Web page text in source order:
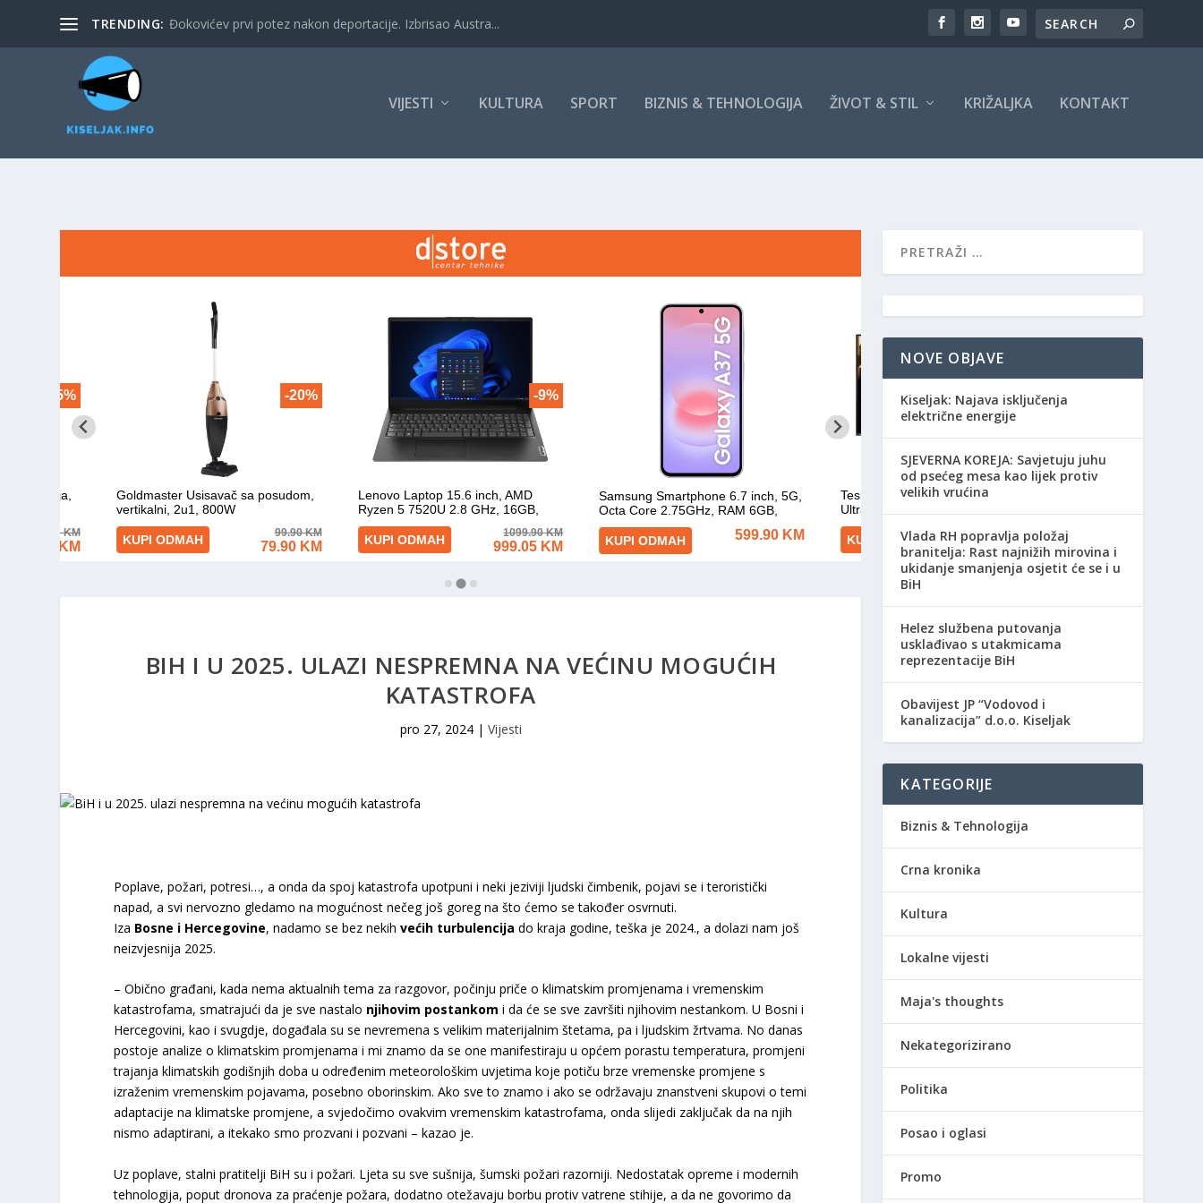
TRENDING: Đokovićev prvi potez nakon deportacije. Izbrisao Austra...
VIJESTI KULTURA SPORT BIZNIS & TEHNOLOGIJA ŽIVOT & STIL KRIŽALJKA KONTAKT
BIH I U 2025. ULAZI NESPREMNA NA VEĆINU MOGUĆIH
KATASTROFA
pro 27, 2024| Vijesti
Poplave, požari, potresi…, a onda da spoj katastrofa upotpuni i neki jeziviji ljudski čimbenik, pojavi se i teroristički
napad, a svi nervozno gledamo na mogućnost nečeg još goreg na što ćemo se također osvrnuti.
Iza Bosne i Hercegovine, nadamo se bez nekihvećih turbulencija do kraja godine, teška je 2024., a dolazi nam još
neizvjesnija 2025.
– Obično građani, kada nema aktualnih tema za razgovor, počinju priče o klimatskim promjenama i vremenskim
katastrofama, smatrajući da je sve nastalo njihovim postankomi da će se sve završiti njihovim nestankom. U Bosni i
Hercegovini, kao i svugdje, događala su se nevremena s velikim materijalnim štetama, pa i ljudskim žrtvama. No danas
postoje analize o klimatskim promjenama i mi znamo da se one manifestiraju u općem porastu temperatura, promjeni
trajanja klimatskih godišnjih doba u određenim meteorološkim uvjetima koje potiču brze vremenske promjene s
izraženim vremenskim pojavama, posebno oborinskim. Ako sve to znamo i ako se održavaju znanstveni skupovi o temi
adaptacije na klimatske promjene, a svjedočimo ovakvim vremenskim katastrofama, onda slijedi zaključak da na njih
nismo adaptirani, a itekako smo prozvani i pozvani – kazao je.
Uz poplave, stalni pratitelji BiH su i požari. Ljeta su sve sušnija, šumski požari razorniji. Nedostatak opreme i modernih
tehnologija, poput dronova za praćenje požara, dodatno otežavaju borbu protiv vatrene stihije, a da ne govorimo da
NOVE OBJAVE
Kiseljak: Najava isključenja
električne energije
SJEVERNA KOREJA: Savjetuju juhu
od psećeg mesa kao lijek protiv
velikih vrućina
Vlada RH popravlja položaj
branitelja: Rast najnižih mirovina i
ukidanje smanjenja osjetit će se i u
BiH
Helez službena putovanja
usklađivao s utakmicama
reprezentacije BiH
Obavijest JP “Vodovod i
kanalizacija” d.o.o. Kiseljak
KATEGORIJE
Biznis & Tehnologija
Crna kronika
Kultura
Lokalne vijesti
Maja's thoughts
Nekategorizirano
Politika
Posao i oglasi
Promo